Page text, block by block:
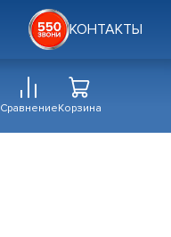
КОНТАКТЫ
СравнениеКорзина